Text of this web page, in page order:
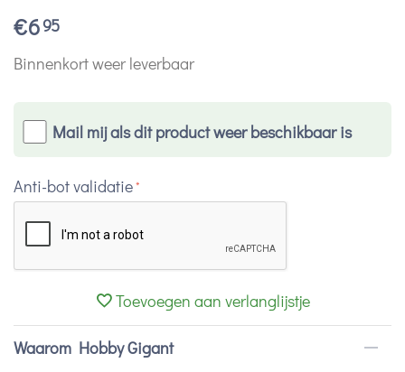
€695
Binnenkort weer leverbaar
Mail mij als dit product weer beschikbaar is
Anti-bot validatie
Toevoegen aan verlanglijstje
Waarom Hobby Gigant